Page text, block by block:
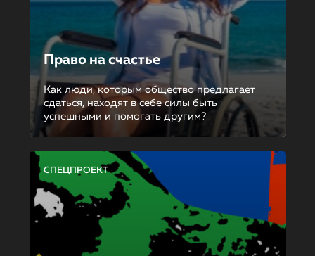
Право на счастье
Как люди, которым общество предлагает
сдаться, находят в себе силы быть
успешными и помогать другим?
СПЕЦПРОЕКТ